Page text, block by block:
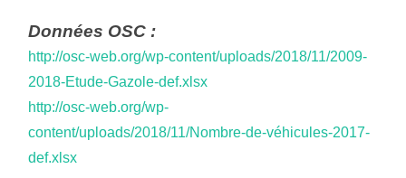
Données OSC :
http://osc-web.org/wp-content/uploads/2018/11/2009-
2018-Etude-Gazole-def.xlsx
http://osc-web.org/wp-
content/uploads/2018/11/Nombre-de-véhicules-2017-
def.xlsx